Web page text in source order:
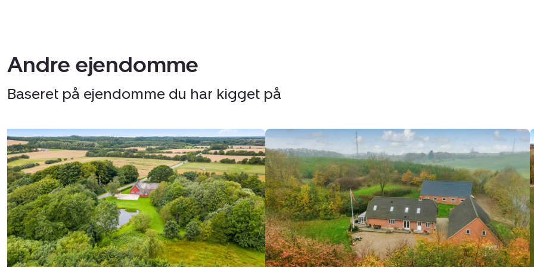
Andre ejendomme
Baseret på ejendomme du har kigget på
Landejendom:
Agerfeldvej
17,
7550
Sørvad
Landejendom:
Lindeborgvej
18,
7560
Hjerm